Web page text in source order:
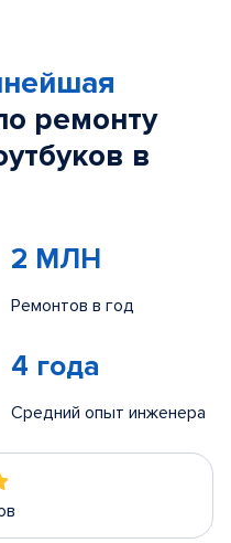
ремонту
в
2 МЛН
Ремонтов в год
4 года
Средний опыт инженера